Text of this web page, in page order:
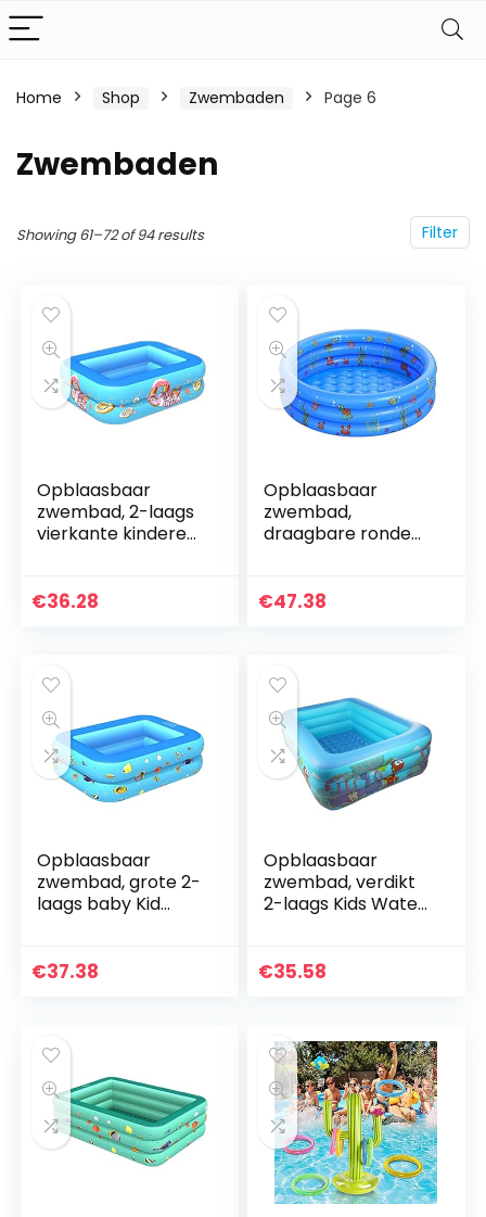
Home Shop Zwembaden Page 6
Zwembaden
Filter
Showing 61–72 of 94 results
Opblaasbaar
zwembad, 2-laags
vierkante kinderen
zwembad, blauw
€36.28
Opblaasbaar
zwembad,
draagbare ronde
babyblauw
€47.38
Opblaasbaar
zwembad, grote 2-
laags baby Kid
115x90x35cm, Baby
€37.38
Opblaasbaar
zwembad, verdikt
2-laags Kids Water
120cm, Baby
€35.58